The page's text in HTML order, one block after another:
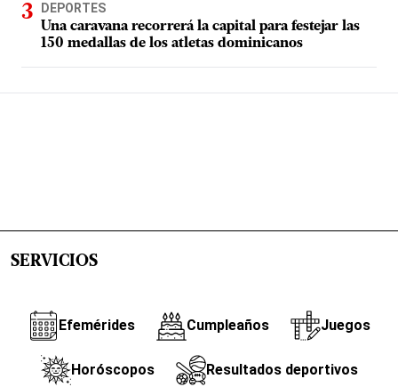
DEPORTES
Una caravana recorrerá la capital para festejar las
150 medallas de los atletas dominicanos
SERVICIOS
Efemérides Cumpleaños Juegos
Horóscopos Resultados deportivos